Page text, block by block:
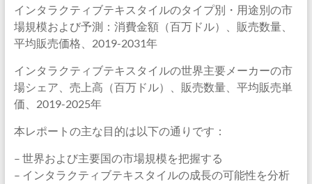
インタラクティブテキスタイルのタイプ別・用途別の市
場規模および予測：消費金額（百万ドル）、販売数量、
平均販売価格、2019-2031年
インタラクティブテキスタイルの世界主要メーカーの市
場シェア、売上高（百万ドル）、販売数量、平均販売単
価、2019-2025年
本レポートの主な目的は以下の通りです：
– 世界および主要国の市場規模を把握する
– インタラクティブテキスタイルの成長の可能性を分析